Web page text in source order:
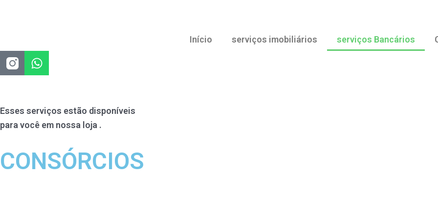
conteúdo
Início serviços imobiliários serviços Bancários
W
h
a
s
a
p
Esses serviços estão disponíveis
para você em nossa loja .
CONSÓRCIOS